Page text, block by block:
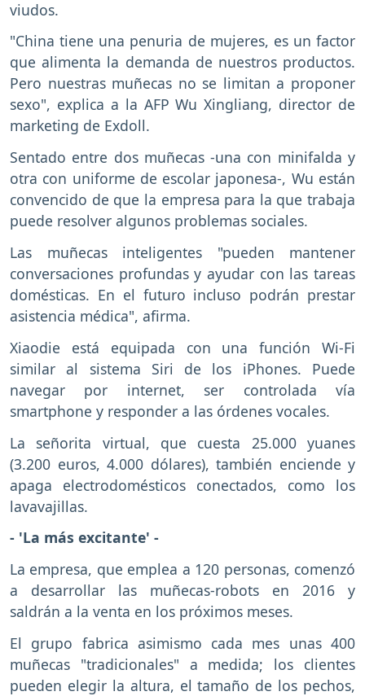
viudos.
"China tiene una penuria de mujeres, es un factor
que alimenta la demanda de nuestros productos.
Pero nuestras muñecas no se limitan a proponer
sexo", explica a la AFP Wu Xingliang, director de
marketing de Exdoll.
Sentado entre dos muñecas -una con minifalda y
otra con uniforme de escolar japonesa-, Wu están
convencido de que la empresa para la que trabaja
puede resolver algunos problemas sociales.
Las muñecas inteligentes "pueden mantener
conversaciones profundas y ayudar con las tareas
domésticas. En el futuro incluso podrán prestar
asistencia médica", afirma.
Xiaodie está equipada con una función Wi-Fi
similar al sistema Siri de los iPhones. Puede
navegar por internet, ser controlada vía
smartphone y responder a las órdenes vocales.
La señorita virtual, que cuesta 25.000 yuanes
(3.200 euros, 4.000 dólares), también enciende y
apaga electrodomésticos conectados, como los
lavavajillas.
- 'La más excitante' -
La empresa, que emplea a 120 personas, comenzó
a desarrollar las muñecas-robots en 2016 y
saldrán a la venta en los próximos meses.
El grupo fabrica asimismo cada mes unas 400
muñecas "tradicionales" a medida; los clientes
pueden elegir la altura, el tamaño de los pechos,